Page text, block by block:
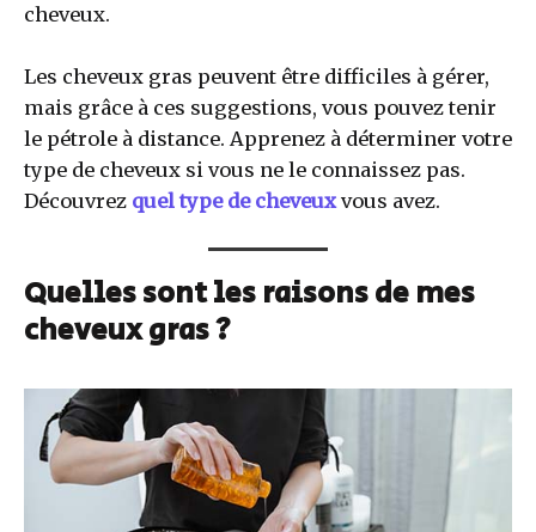
cheveux.
Les cheveux gras peuvent être difficiles à gérer,
mais grâce à ces suggestions, vous pouvez tenir
le pétrole à distance. Apprenez à déterminer votre
type de cheveux si vous ne le connaissez pas.
Découvrez quel type de cheveux vous avez.
Quelles sont les raisons de mes
cheveux gras ?